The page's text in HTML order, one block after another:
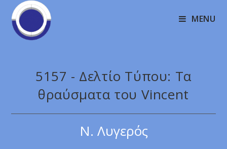
MENU
5157 - Δελτίο Τύπου: Τα
θραύσματα του Vincent
Ν. Λυγερός